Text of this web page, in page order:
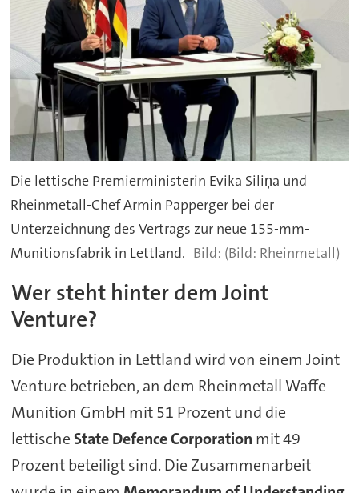
Die lettische Premierministerin Evika Siliņa und
Rheinmetall-Chef Armin Papperger bei der
Unterzeichnung des Vertrags zur neue 155-mm-
Munitionsfabrik in Lettland.
(Bild: Rheinmetall)
Wer steht hinter dem Joint
Venture?
Die Produktion in Lettland wird von einem Joint
Venture betrieben, an dem Rheinmetall Waffe
Munition GmbH mit 51 Prozent und die
lettischeState Defence Corporation mit 49
Prozent beteiligt sind. Die Zusammenarbeit